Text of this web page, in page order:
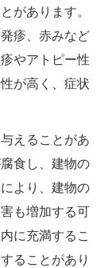
があります。
疹、赤みなど
やアトピー性
が高く、症状
えることがあ
食し、建物の
より、建物の
も増加する可
に充満するこ
ることがあり